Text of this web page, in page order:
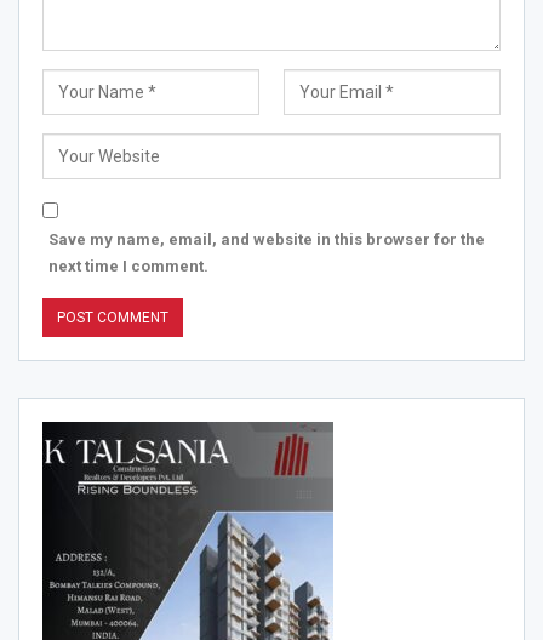
Save my name, email, and website in this browser for the
next time I comment.